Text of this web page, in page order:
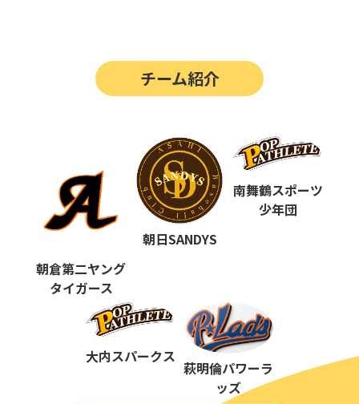
第12回 決勝戦の動画はこちらから
ポップアスリートカップ
第10回 ポップアスリートカップ
第9回 ポップアスリートカップ
第7回
第6回 ポップアスリートカップ
第5回 ポップアスリートカップ
ポップアスリートカップ
チーム紹介
朝倉第二ヤング
タイガース
朝日SANDYS
南舞鶴スポーツ
少年団
大内スパークス
萩明倫パワーラ
ッズ